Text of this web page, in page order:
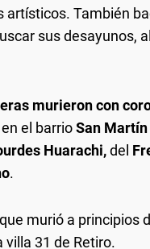
artísticos. También
sus desayunos,
murieron con
en el barrioSan
Huarachi,del
.